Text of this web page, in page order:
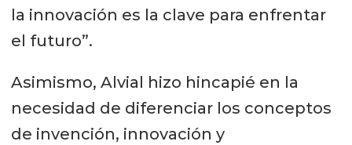
la innovación es la clave para enfrentar
el futuro”.
Asimismo, Alvial hizo hincapié en la
necesidad de diferenciar los conceptos
de invención, innovación y